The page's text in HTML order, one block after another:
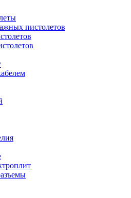
пистолетов